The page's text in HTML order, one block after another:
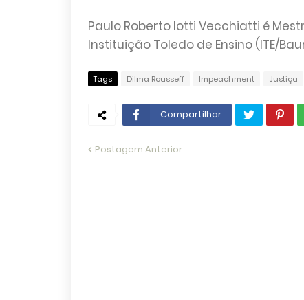
Paulo Roberto Iotti Vecchiatti é
Instituição Toledo de Ensino (ITE/
Tags Dilma Rousseff Impeachment Justiça
Compartilhar
Postagem Anterior